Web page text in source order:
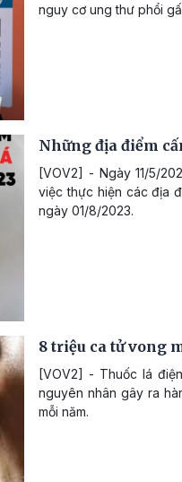
nguy cơ ung thư phổi
Những địa điểm
[VOV2] - Ngày 11/5/
việc thực hiện các địa
ngày 01/8/2023.
8 triệu ca tử vong
[VOV2] - Thuốc lá
nguyên nhân gây ra
mỗi năm.